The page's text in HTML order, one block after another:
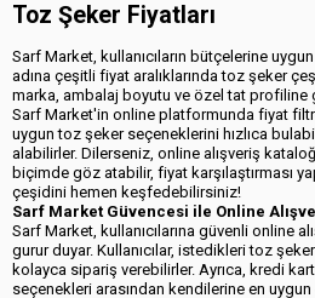
Toz Şeker Fiyatları
Sarf Market, kullanıcıların bütçelerine
adına çeşitli fiyat aralıklarında toz şeker
marka, ambalaj boyutu ve özel tat profiline
Sarf Market'in online platformunda fiyat
uygun toz şeker seçeneklerini hızlıca
alabilirler. Dilerseniz, online alışveriş
biçimde göz atabilir, fiyat karşılaştırması
çeşidini hemen keşfedebilirsiniz!
Sarf Market Güvencesi ile Online
Sarf Market, kullanıcılarına güvenli online
gurur duyar. Kullanıcılar, istedikleri toz
kolayca sipariş verebilirler. Ayrıca, kredi
seçenekleri arasından kendilerine en